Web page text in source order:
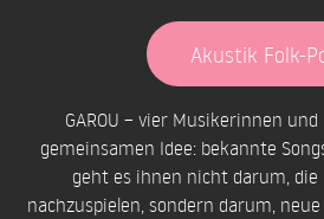
Akustik Folk-
GAROU – vier Musikerinnen
gemeinsamen Idee: bekannte
geht es ihnen nicht darum, die
nachzuspielen, sondern darum,